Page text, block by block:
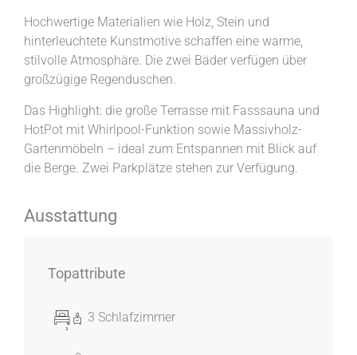
Hochwertige Materialien wie Holz, Stein und
hinterleuchtete Kunstmotive schaffen eine warme,
stilvolle Atmosphäre. Die zwei Bäder verfügen über
großzügige Regenduschen.
Das Highlight: die große Terrasse mit Fasssauna und
HotPot mit Whirlpool-Funktion sowie Massivholz-
Gartenmöbeln – ideal zum Entspannen mit Blick auf
die Berge. Zwei Parkplätze stehen zur Verfügung.
Ausstattung
Topattribute
3 Schlafzimmer